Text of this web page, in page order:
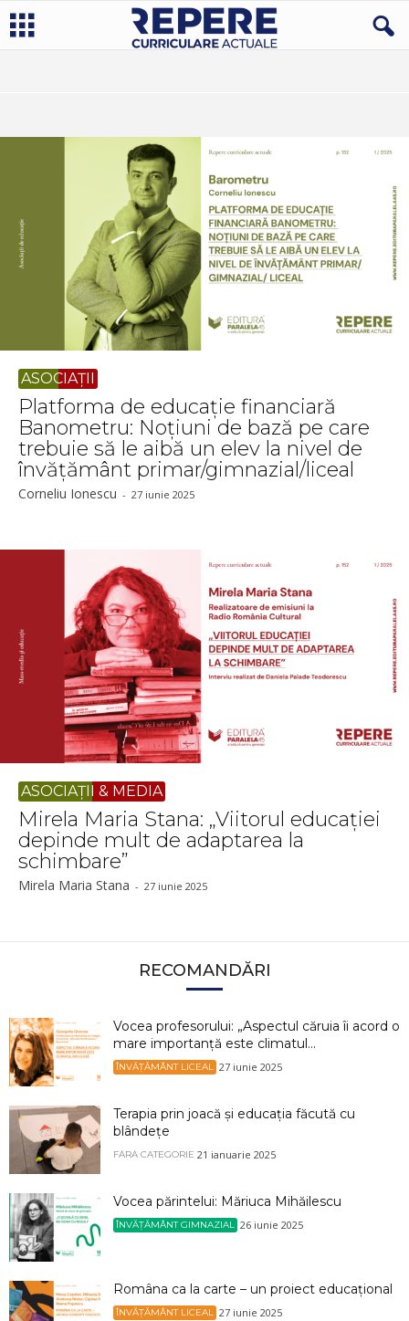
Platforma de educație financiară
Banometru: Noțiuni de bază pe care
trebuie să le aibă un elev la nivel de
învățământ primar/gimnazial/liceal
ASOCIAȚII
Corneliu Ionescu - 27 iunie 2025
Mirela Maria Stana: „Viitorul educației
depinde mult de adaptarea la
schimbare”
ASOCIAȚII & MEDIA
Mirela Maria Stana - 27 iunie 2025
RECOMANDĂRI
Vocea profesorului: „Aspectul căruia îi acord o
mare importanţă este climatul...
ÎNVĂȚĂMÂNT LICEAL 27 iunie 2025
Terapia prin joacă și educația făcută cu
blândețe
FĂRĂ CATEGORIE 21 ianuarie 2025
Vocea părintelui: Măriuca Mihăilescu
ÎNVĂȚĂMÂNT GIMNAZIAL 26 iunie 2025
Româna ca la carte – un proiect educațional
ÎNVĂȚĂMÂNT LICEAL 27 iunie 2025